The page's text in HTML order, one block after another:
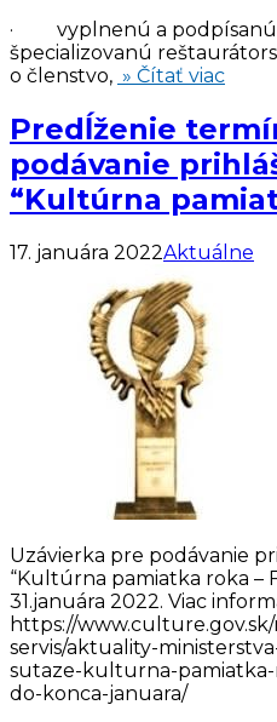
· vyplnenú a podpísanú
špecializovanú
o členstvo, » Čítať viac
Predĺženie
podávanie
“Kultúrna
17. januára 2022Aktuálne
Uzávierka pre podávanie
“Kultúrna pamiatka roka –
31.januára 2022. Viac
https://
servis/aktuality-
sutaze-kulturna-
do-konca-januara/